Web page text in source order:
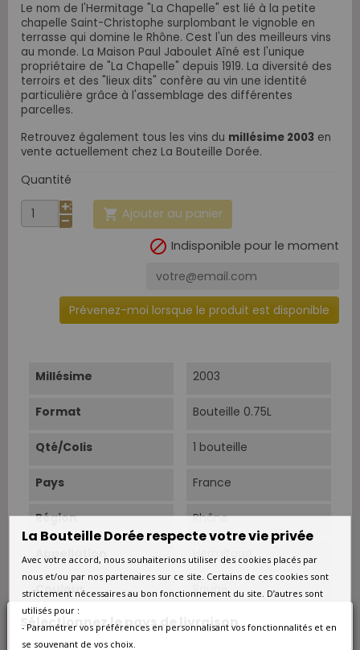
Sélectionnez le pays de livraison
Le nom de l'Hermitage "La Chapelle" est lié à la petite
chapelle Saint-Christophe surplombant le vignoble en
terrasse qui domine le Rhône. Cest l'un des meilleurs vins
au monde. La Maison Paul Jaboulet Aîné est l'unique
propriétaire de "La Chapelle" depuis 1919. La diversité des
terroirs et des "lieux dits" confère au vin une identité
particulière grâce à l'assemblage des différentes
parcelles.
Retrouvez également tous les vins du millésime 2003 en
vente actuellement chez La Bouteille Dorée.
Quantité
 Ajouter au panier
 Indisponible pour le moment
Prévenez-moi lorsque le produit est disponible
Millésime 2003
Format Bouteille 0.75L
Qté/Colis 1 bouteille
Pays France
Région Rhône
Appellation Hermitage
Couleur Rouge
Type Rouge
La Bouteille Dorée respecte votre vie privée
Avec votre accord, nous souhaiterions utiliser des cookies placés par
nous et/ou par nos partenaires sur ce site. Certains de ces cookies sont
strictement nécessaires au bon fonctionnement du site. D’autres sont
utilisés pour :
- Paramétrer vos préférences en personnalisant vos fonctionnalités et en
se souvenant de vos choix.